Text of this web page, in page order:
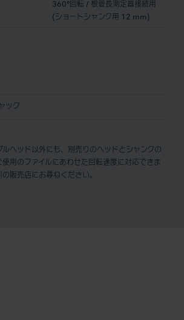
360°回転 / 根管長測定器接続用
(ショートシャンク用 12 mm)
ック
ルヘッド以外にも、別売りのヘッドとシャンクの
使用のファイルにあわせた回転速度に対応できま
販売店にお尋ねください。